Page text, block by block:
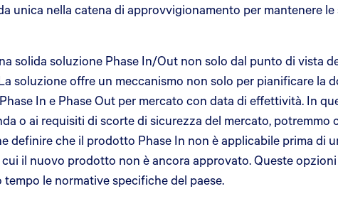
nella catena di approvvigionamento per mantenere
solida soluzione Phase In/Out non solo dal punto di vista
soluzione offre un meccanismo non solo per pianificare la
In e Phase Out per mercato con data di effettività. In
o ai requisiti di scorte di sicurezza del mercato,
che il prodotto Phase In non è applicabile prima di
il nuovo prodotto non è ancora approvato. Queste
le normative specifiche del paese.